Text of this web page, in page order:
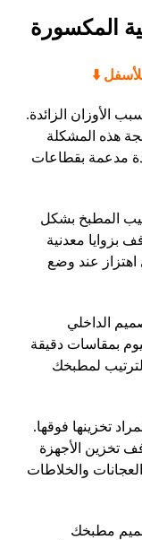
المكسورة
⬇️
الأوزان الزائدة.
هذه المشكلة
مدعمة بقطاعات
المطبخ بشكل
بزوايا معدنية
اهتزاز عند وضع
الداخلي
بمقاسات دقيقة
لمطبخك
تخزينها فوقها.
تخزين الأجهزة
والخلاطات
مطبخك